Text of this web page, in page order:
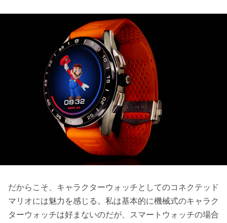
だからこそ、キャラクターウォッチとしてのコネクテッド
マリオには魅力を感じる。私は基本的に機械式のキャラク
ターウォッチは好まないのだが、スマートウォッチの場合